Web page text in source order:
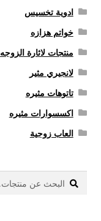
ادوية تخسيس
خواتم هزازه
منتجات لاثارة الزوجه
لانجيري مثير
تاتوهات مثيره
اكسسوارات مثيره
العاب زوجية
البحث
عن:
بحث